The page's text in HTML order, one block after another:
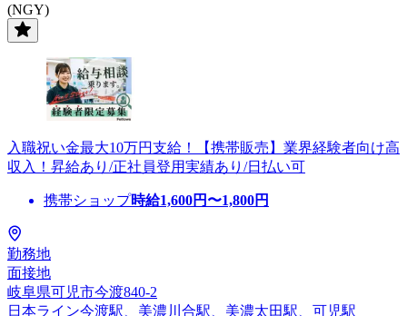
(NGY)
入職祝い金最大10万円支給！【携帯販売】業界経験者向け高
収入！昇給あり/正社員登用実績あり/日払い可
携帯ショップ時給1,600円〜1,800円
勤務地
面接地
岐阜県可児市今渡840-2
日本ライン今渡駅、美濃川合駅、美濃太田駅、可児駅